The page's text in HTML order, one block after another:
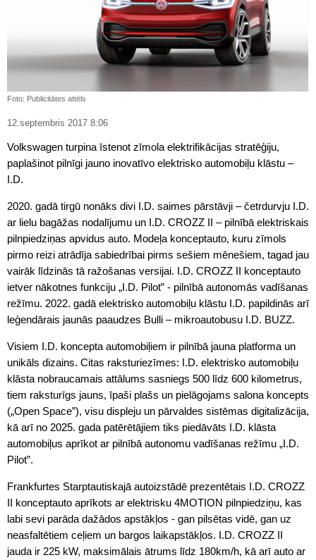
Foto: Publicitātes attēls
12.septembris 2017 8:06
Volkswagen turpina īstenot zīmola elektrifikācijas stratēģiju,
paplašinot pilnīgi jauno inovatīvo elektrisko automobiļu klāstu –
I.D.
2020. gadā tirgū nonāks divi I.D. saimes pārstāvji – četrdurvju I.D.
ar lielu bagāžas nodalījumu un I.D. CROZZ II – pilnībā elektriskais
pilnpiedziņas apvidus auto. Modeļa konceptauto, kuru zīmols
pirmo reizi atrādīja sabiedrībai pirms sešiem mēnešiem, tagad jau
vairāk līdzinās tā ražošanas versijai. I.D. CROZZ II konceptauto
ietver nākotnes funkciju „I.D. Pilot” - pilnībā autonomās vadīšanas
režīmu. 2022. gadā elektrisko automobiļu klāstu I.D. papildinās arī
leģendārais jaunās paaudzes Bulli – mikroautobusu I.D. BUZZ.
Visiem I.D. koncepta automobiļiem ir pilnībā jauna platforma un
unikāls dizains. Citas raksturiezīmes: I.D. elektrisko automobiļu
klāsta nobraucamais attālums sasniegs 500 līdz 600 kilometrus,
tiem raksturīgs jauns, īpaši plašs un pielāgojams salona koncepts
(„Open Space”), visu displeju un pārvaldes sistēmas digitalizācija,
kā arī no 2025. gada patērētājiem tiks piedāvāts I.D. klāsta
automobiļus aprīkot ar pilnībā autonomu vadīšanas režīmu „I.D.
Pilot”.
Frankfurtes Starptautiskajā autoizstādē prezentētais I.D. CROZZ
II konceptauto aprīkots ar elektrisku 4MOTION pilnpiedziņu, kas
labi sevi parāda dažādos apstākļos - gan pilsētas vidē, gan uz
neasfaltētiem ceļiem un bargos laikapstākļos. I.D. CROZZ II
jauda ir 225 kW, maksimālais ātrums līdz 180km/h, kā arī auto ar